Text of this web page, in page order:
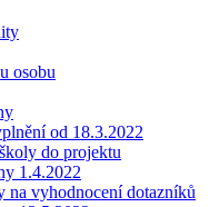
osobu
od 18.3.2022
do projektu
1.4.2022
na vyhodnocení dotazníků